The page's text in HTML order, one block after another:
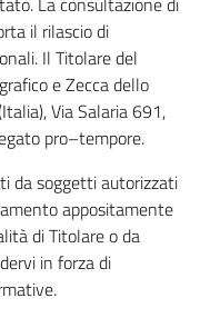
il rilascio di
Il Titolare del
e Zecca dello
Via Salaria 691,
pro–tempore.
da soggetti autorizzati
appositamente
di Titolare o da
in forza di